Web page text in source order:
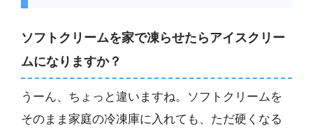
ソフトクリームを家で凍らせたらアイスクリー
ムになりますか？
うーん、ちょっと違いますね。ソフトクリームを
そのまま家庭の冷凍庫に入れても、ただ硬くなる